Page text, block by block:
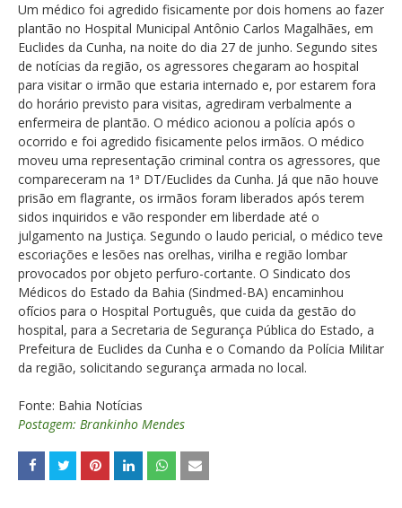
Um médico foi agredido fisicamente por dois homens ao fazer
plantão no Hospital Municipal Antônio Carlos Magalhães, em
Euclides da Cunha, na noite do dia 27 de junho. Segundo sites
de notícias da região, os agressores chegaram ao hospital
para visitar o irmão que estaria internado e, por estarem fora
do horário previsto para visitas, agrediram verbalmente a
enfermeira de plantão. O médico acionou a polícia após o
ocorrido e foi agredido fisicamente pelos irmãos. O médico
moveu uma representação criminal contra os agressores, que
compareceram na 1ª DT/Euclides da Cunha. Já que não houve
prisão em flagrante, os irmãos foram liberados após terem
sidos inquiridos e vão responder em liberdade até o
julgamento na Justiça. Segundo o laudo pericial, o médico teve
escoriações e lesões nas orelhas, virilha e região lombar
provocados por objeto perfuro-cortante. O Sindicato dos
Médicos do Estado da Bahia (Sindmed-BA) encaminhou
ofícios para o Hospital Português, que cuida da gestão do
hospital, para a Secretaria de Segurança Pública do Estado, a
Prefeitura de Euclides da Cunha e o Comando da Polícia Militar
da região, solicitando segurança armada no local.
Fonte: Bahia Notícias
Postagem: Brankinho Mendes